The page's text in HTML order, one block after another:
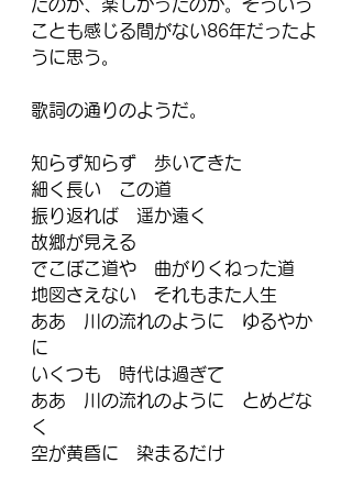
たのか、楽しかったのか。そういう
ことも感じる間がない86年だったよ
うに思う。
歌詞の通りのようだ。
知らず知らず　歩いてきた
細く長い　この道
振り返れば　遥か遠く
故郷が見える
でこぼこ道や　曲がりくねった道
地図さえない　それもまた人生
ああ　川の流れのように　ゆるやか
に
いくつも　時代は過ぎて
ああ　川の流れのように　とめどな
く
空が黄昏に　染まるだけ